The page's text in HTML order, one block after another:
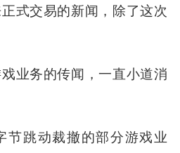
式交易的新闻，除了这次
业务的传闻，一直小道消
节跳动裁撤的部分游戏业